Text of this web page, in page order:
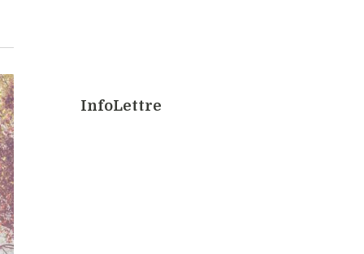
InfoLettre